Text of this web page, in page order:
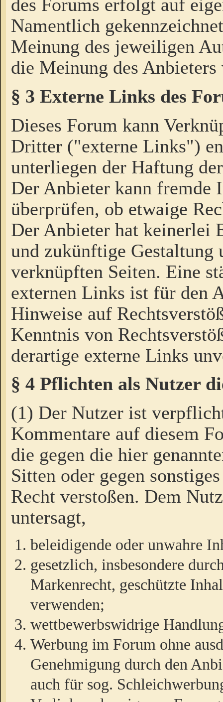
des Forums erfolgt auf
Namentlich
Meinung des jeweiligen
die Meinung des Anbieters
§ 3 Externe Links des
Dieses Forum kann
Dritter ("externe Links")
unterliegen der Haftung
Der Anbieter kann fremde
überprüfen, ob etwaige
Der Anbieter hat keinerlei
und zukünftige Gestaltung
verknüpften Seiten. Eine
externen Links ist für den
Hinweise auf
Kenntnis von
derartige externe Links
§ 4 Pflichten als Nutzer
(1) Der Nutzer ist
Kommentare auf diesem
die gegen die hier
Sitten oder gegen
Recht verstoßen. Dem
untersagt,
beleidigende oder unwahre
gesetzlich, insbesondere
Markenrecht, geschützte
verwenden;
wettbewerbswidrige
Werbung im Forum ohne
Genehmigung durch den
auch für sog.